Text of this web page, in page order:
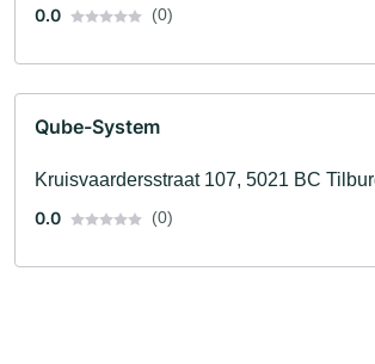
Psychosomatiek · Rugschool · Fitnesslessen
0.0
(0)
Qube-System
Kruisvaardersstraat 107, 5021 BC
0.0
(0)